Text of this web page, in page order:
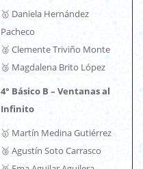
🥇 Daniela Hernández
Pacheco
🥈 Clemente Triviño Monte
🥉 Magdalena Brito López
4° Básico B – Ventanas al
Infinito
🥇 Martín Medina Gutiérrez
🥈 Agustín Soto Carrasco